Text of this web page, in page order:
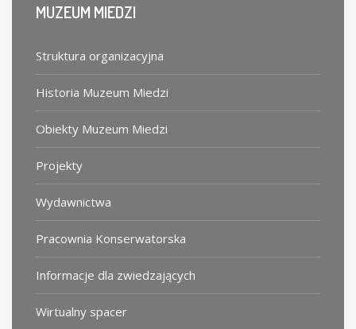
MUZEUM MIEDZI
Struktura organizacyjna
Historia Muzeum Miedzi
Obiekty Muzeum Miedzi
Projekty
Wydawnictwa
Pracownia Konserwatorska
Informacje dla zwiedzających
Wirtualny spacer